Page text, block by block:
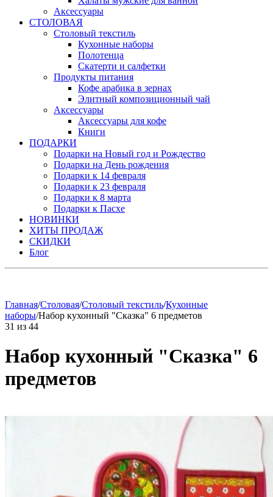
Аксессуары
СТОЛОВАЯ
Столовый текстиль
Кухонные наборы
Полотенца
Скатерти и салфетки
Продукты питания
Кофе арабика в зернах
Элитный композиционный чай
Аксессуары
Аксессуары для кофе
Книги
ПОДАРКИ
Подарки на Новый год и Рождество
Подарки на День рождения
Подарки к 14 февраля
Подарки к 23 февраля
Подарки к 8 марта
Подарки к Пасхе
НОВИНКИ
ХИТЫ ПРОДАЖ
СКИДКИ
Блог
Главная/Столовая/Столовый текстиль/Кухонные
наборы/Набор кухонный "Сказка" 6 предметов
31 из 44
Набор кухонный "Сказка" 6
предметов